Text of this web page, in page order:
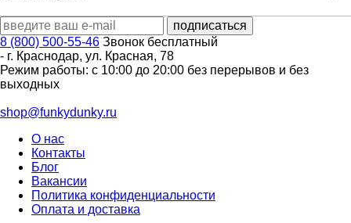
8 (800) 500-55-46 Звонок бесплатный
- г. Краснодар, ул. Красная, 78
Режим работы: с 10:00 до 20:00 без перерывов и без
выходных
shop@funkydunky.ru
О нас
Контакты
Блог
Вакансии
Политика конфиденциальности
Оплата и доставка